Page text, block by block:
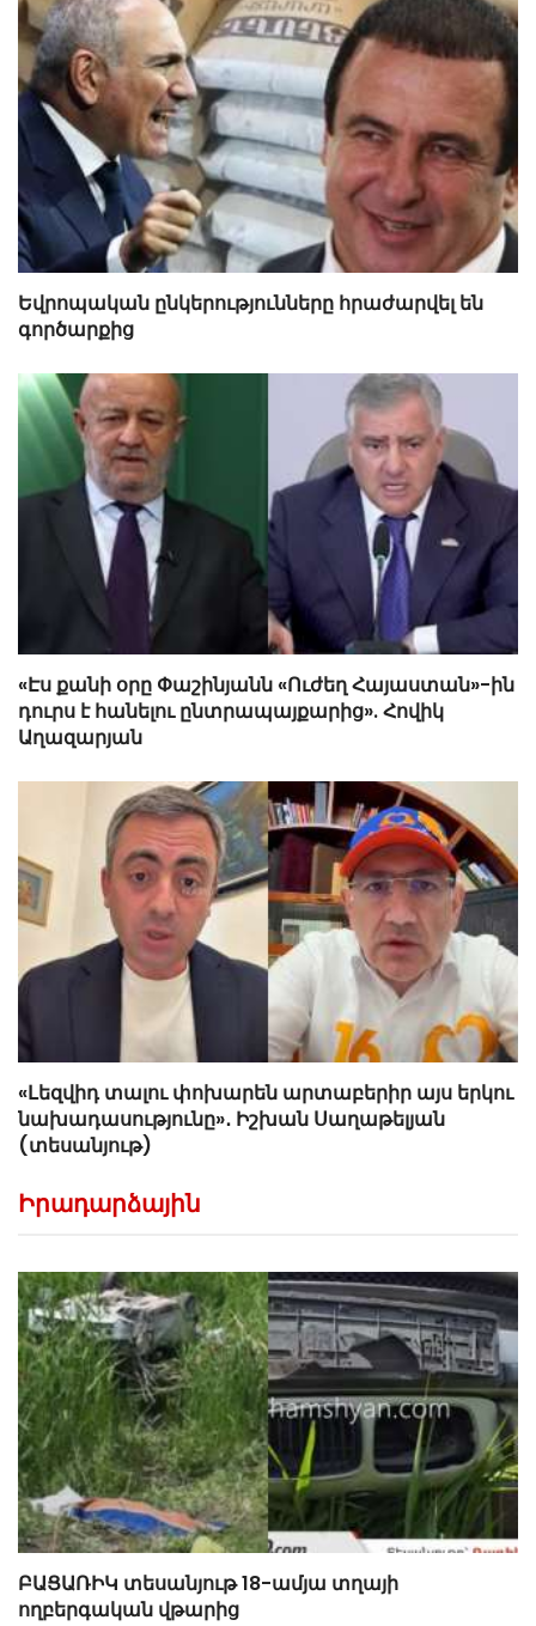
Եվրոպական ընկերությունները հրաժարվել են
գործարքից
«Էս քանի օրը Փաշինյանն «Ուժեղ Հայաստան»-ին
դուրս է հանելու ընտրապայքարից». Հովիկ
Աղազարյան
«Լեզվիդ տալու փոխարեն արտաբերիր այս երկու
նախադասությունը»․ Իշխան Սաղաթելյան
(տեսանյութ)
Իրադարձային
ԲԱՑԱՌԻԿ տեսանյութ 18-ամյա տղայի
ողբերգական վթարից